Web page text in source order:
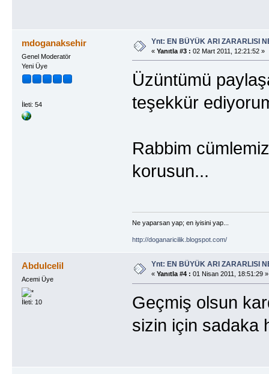
mdoganaksehir
Genel Moderatör
Yeni Üye
İleti: 54
Ynt: EN BÜYÜK ARI ZARARLISI
« Yanıtla #3 : 02 Mart 2011, 12:21:52 »
Üzüntümü
teşekkür
Rabbim
korusun...
Ne yaparsan yap; en iyisini yap...
http://doganaricilik.blogspot.com/
Abdulcelil
Acemi Üye
İleti: 10
Ynt: EN BÜYÜK ARI ZARARLISI
« Yanıtla #4 : 01 Nisan 2011, 18:51:29 »
Geçmiş olsun
sizin için sadaka